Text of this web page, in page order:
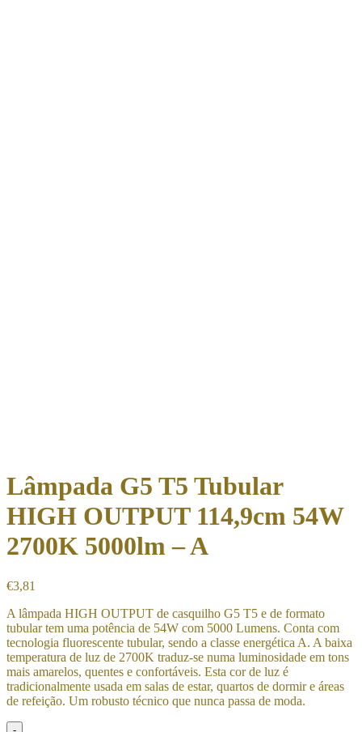
Lâmpada G5 T5 Tubular
HIGH OUTPUT 114,9cm 54W
2700K 5000lm – A
€3,81
A lâmpada HIGH OUTPUT de casquilho G5 T5 e de formato
tubular tem uma potência de 54W com 5000 Lumens. Conta com
tecnologia fluorescente tubular, sendo a classe energética A. A baixa
temperatura de luz de 2700K traduz-se numa luminosidade em tons
mais amarelos, quentes e confortáveis. Esta cor de luz é
tradicionalmente usada em salas de estar, quartos de dormir e áreas
de refeição. Um robusto técnico que nunca passa de moda.